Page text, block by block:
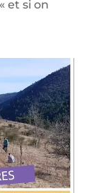
et si on